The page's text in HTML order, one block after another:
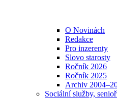
O Novinách
Redakce
Pro inzerenty
Slovo starosty
Ročník 2026
Ročník 2025
Archiv
Sociální služby,